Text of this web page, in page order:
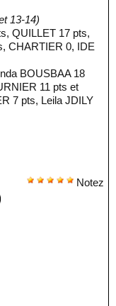
13-14)
QUILLET 17 pts,
CHARTIER 0, IDE
BOUSBAA 18
11 pts et
7 pts, Leila JDILY
Notez